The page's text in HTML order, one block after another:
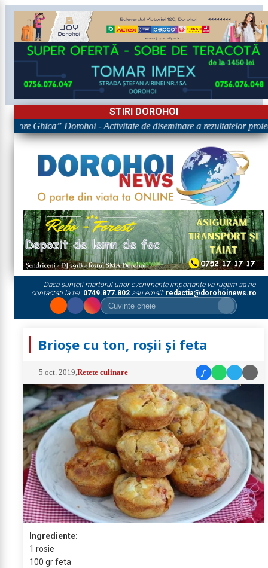
STIRI DOROHOI
Ghica” Dorohoi - Activitate de diseminare a rezultatelor
Daca sunteti martorul unor evenimente importante va rugam sa ne
contactati la tel: 0749.877.802sau email: redactia@dorohoinews.ro
Brioșe cu ton, roșii și feta
5 oct. 2019 ,Retete culinare f
Ingrediente:
1 rosie
100 gr feta